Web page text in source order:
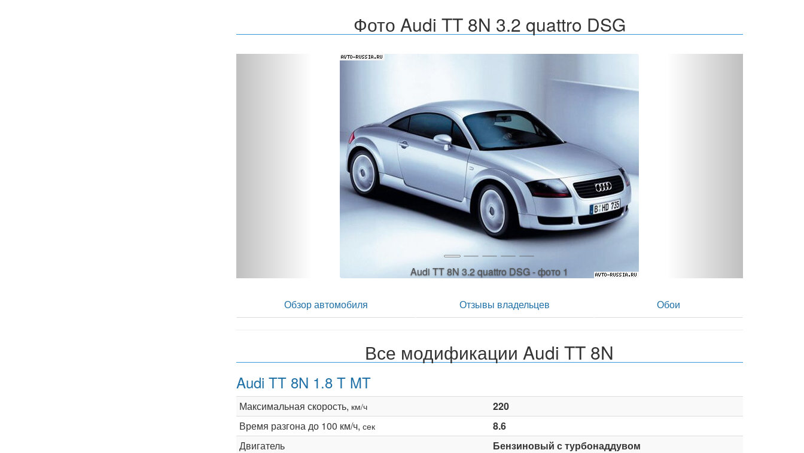
Фото Audi TT 8N 3.2 quattro DSG
Audi TT 8N 3.2 quattro DSG - фото 2
Обзор автомобиля Отзывы владельцев Обои
Все модификации Audi TT 8N
Audi TT 8N 1.8 T MT
Максимальная скорость, км/ч
220
Время разгона до 100 км/ч, сек
8.6
Двигатель
Бензиновый с турбонаддувом